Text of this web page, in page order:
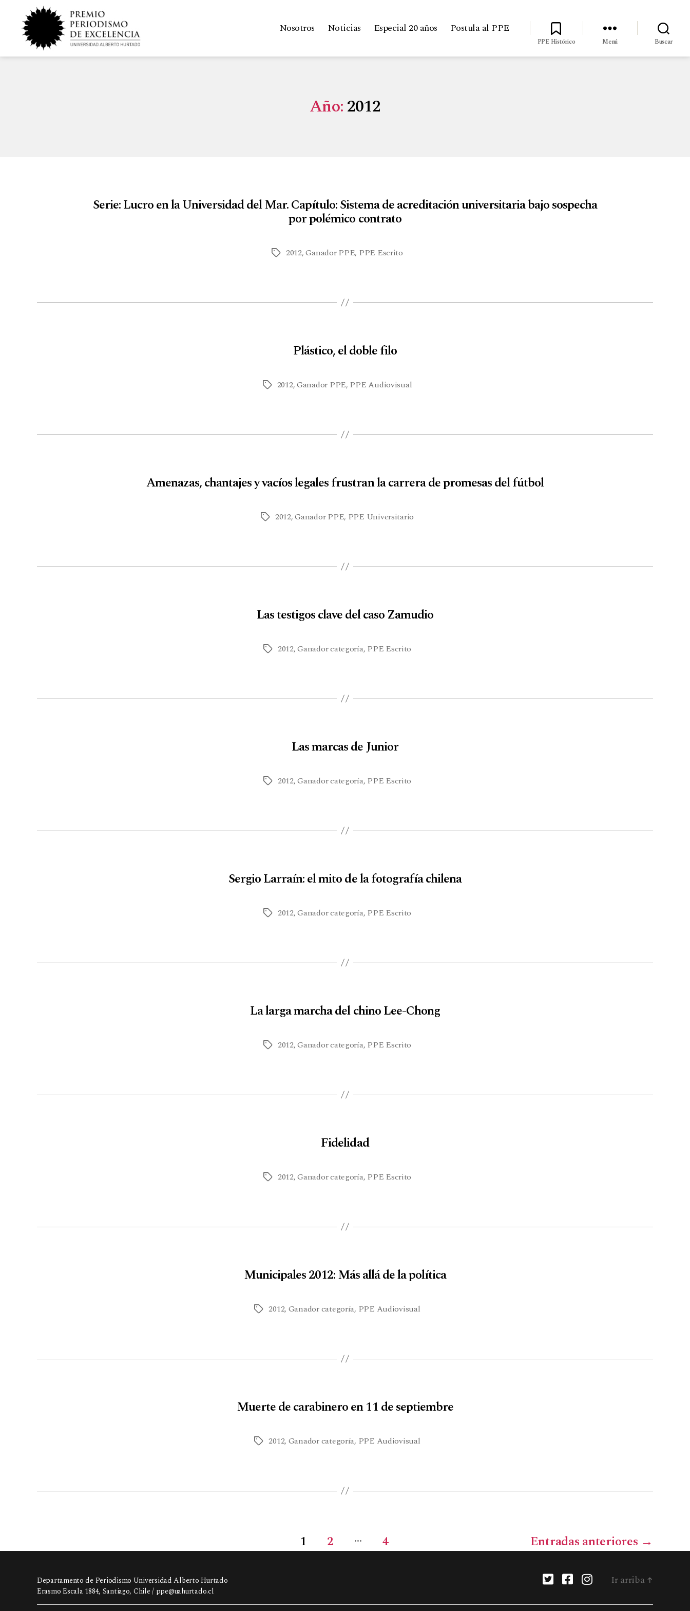
Nosotros Noticias Especial 20 años Postula al PPE
PPE Histórico Menú Buscar
Año:2012
Serie: Lucro en la Universidad del Mar. Capítulo: Sistema de acreditación universitaria bajo sospecha
por polémico contrato
2012,Ganador PPE, PPE Escrito
Plástico, el doble filo
2012,Ganador PPE, PPE Audiovisual
Amenazas, chantajes y vacíos legales frustran la carrera de promesas del fútbol
2012,Ganador PPE, PPE Universitario
Las testigos clave del caso Zamudio
2012,Ganador categoría, PPE Escrito
Las marcas de Junior
2012,Ganador categoría, PPE Escrito
Sergio Larraín: el mito de la fotografía chilena
2012,Ganador categoría, PPE Escrito
La larga marcha del chino Lee-Chong
2012,Ganador categoría, PPE Escrito
Fidelidad
2012,Ganador categoría, PPE Escrito
Municipales 2012: Más allá de la política
2012, Ganador categoría, PPE Audiovisual
Muerte de carabinero en 11 de septiembre
2012, Ganador categoría, PPE Audiovisual
1 2 … 4 Entradasanteriores →
Departamento de Periodismo Universidad Alberto Hurtado
Erasmo Escala 1884, Santiago, Chile / ppe@uahurtado.cl
Ir arriba ↑